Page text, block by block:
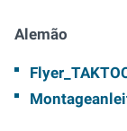
Alemão